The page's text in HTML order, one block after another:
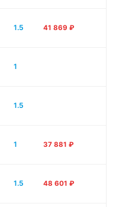
1.5 41 869 ₽
1
1.5
1 37 881 ₽
1.5 48 601 ₽